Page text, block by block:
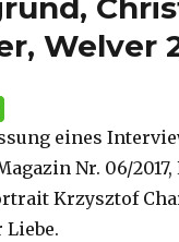
Welver
eines
Nr. 06/
Krzysztof
Liebe.